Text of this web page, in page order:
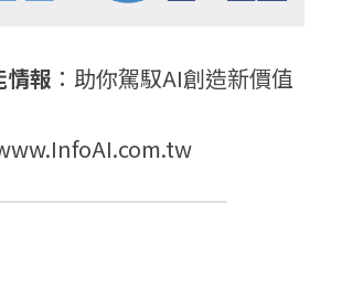
報 ：助你駕馭AI創造新價值